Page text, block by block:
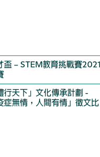
盃 – STEM教育挑戰賽2021
行天下」文化傳承計劃 -
症無情，人間有情」徵文比